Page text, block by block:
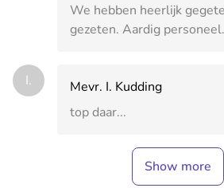
We hebben heerlijk
gezeten. Aardig personeel.
I.
Mevr. I. Kudding
top daar...
Show more